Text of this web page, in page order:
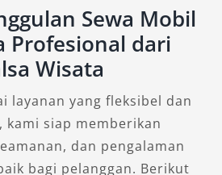
rental mobil Surabaya
harga terbaik.
seperti durasi sewa,
fasilitas tambahan agar
dan
Armada
Sewa Mobil
Profesional dari
Wisata
layanan yang fleksibel dan
kami siap memberikan
dan pengalaman
bagi pelanggan. Berikut